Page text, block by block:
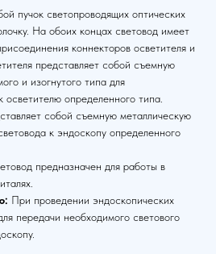
пучок светопроводящих оптических
На обоих концах световод имеет
коннекторов осветителя и
представляет собой съемную
и изогнутого типа для
осветителю определенного типа.
собой съемную металлическую
к эндоскопу определенного
предназначен для работы в
При проведении эндоскопических
передачи необходимого светового